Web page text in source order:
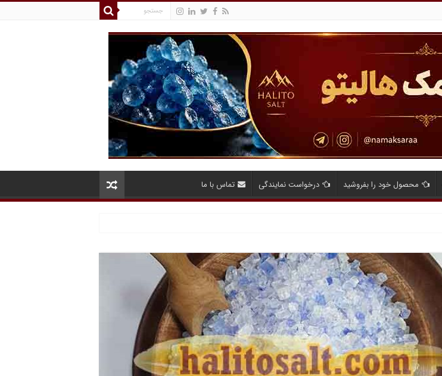
محصول خود را بفروشید درخواست نمایندگی تماس با ما